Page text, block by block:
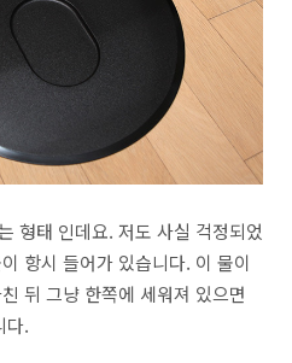
형태 인데요. 저도 사실 걱정되었
항시 들어가 있습니다. 이 물이
뒤 그냥 한쪽에 세워져 있으면
다.